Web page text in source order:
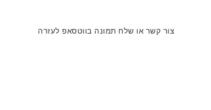
צור קשר או שלח תמונה בווטסאפ לעזרה